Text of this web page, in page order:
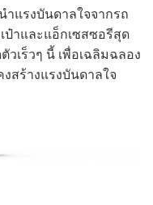
ำแรงบันดาลใจจากรถ
ป๋าและแอ็กเซสซอรีสุด
วเร็วๆ นี้ เพื่อเฉลิมฉลอง
สร้างแรงบันดาลใจ